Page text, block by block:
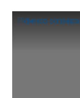
Pidiendo